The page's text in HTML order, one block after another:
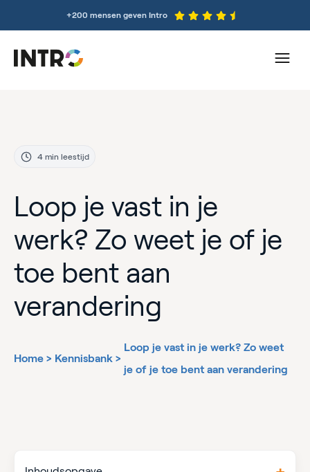
+200 mensen geven Intro
4 min leestijd
Loop je vast in je
werk? Zo weet je of je
toe bent aan
verandering
Home > Kennisbank >
Loop je vast in je werk? Zo weet
je of je toe bent aan verandering